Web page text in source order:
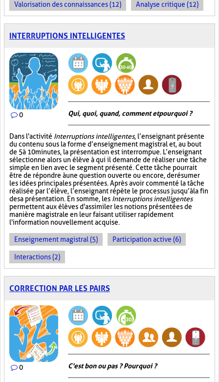
Valorisation des connaissances (12) Analyse critique (12)
INTERRUPTIONS INTELLIGENTES
0 Qui, quoi, quand, comment et pourquoi ?
Dans l'activité Interruptions intelligentes, l’enseignant présente
du contenu sous la forme d’enseignement magistral et, au bout
de 5 à 10 minutes, la présentation est interrompue. L’enseignant
sélectionne alors un élève à qui il demande de réaliser une tâche
simple en lien avec le segment présenté. Cette tâche pourrait
être de répondre à une question ouverte ou encore, de résumer
les idées principales présentées. Après avoir commenté la tâche
réalisée par l’élève, l’enseignant répète le processus jusqu’à la fin
de sa présentation. En somme, les Interruptions intelligentes
permettent aux élèves d'assimiler les notions présentées de
manière magistrale en leur faisant utiliser rapidement
l'information nouvellement acquise.
Enseignement magistral (5) Participation active (6)
Interactions (2)
CORRECTION PAR LES PAIRS
0 C'est bon ou pas ? Pourquoi ?